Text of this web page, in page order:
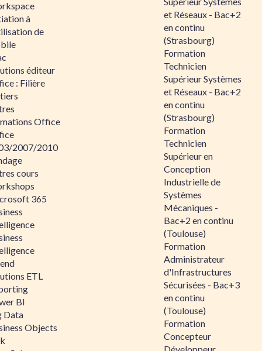
à
de
éditeur
: Filière
Office
2007/2010
cours
365
ETL
BI
Data
Objects
et Réseaux - Bac+2
en continu
(Strasbourg)
Formation
Technicien
Supérieur Systèmes
et Réseaux - Bac+2
en continu
(Strasbourg)
Formation
Technicien
Supérieur en
Conception
Industrielle de
Systèmes
Mécaniques -
Bac+2 en continu
(Toulouse)
Formation
Administrateur
d'Infrastructures
Sécurisées - Bac+3
en continu
(Toulouse)
Formation
Concepteur